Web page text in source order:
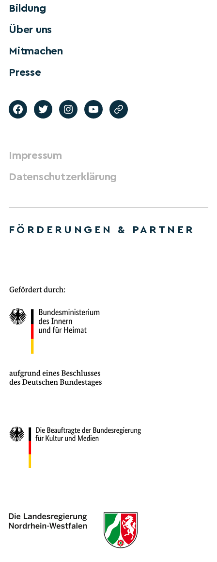
Bildung
Über uns
Mitmachen
Presse
Impressum
Datenschutzerklärung
FÖRDERUNGEN & PARTNER